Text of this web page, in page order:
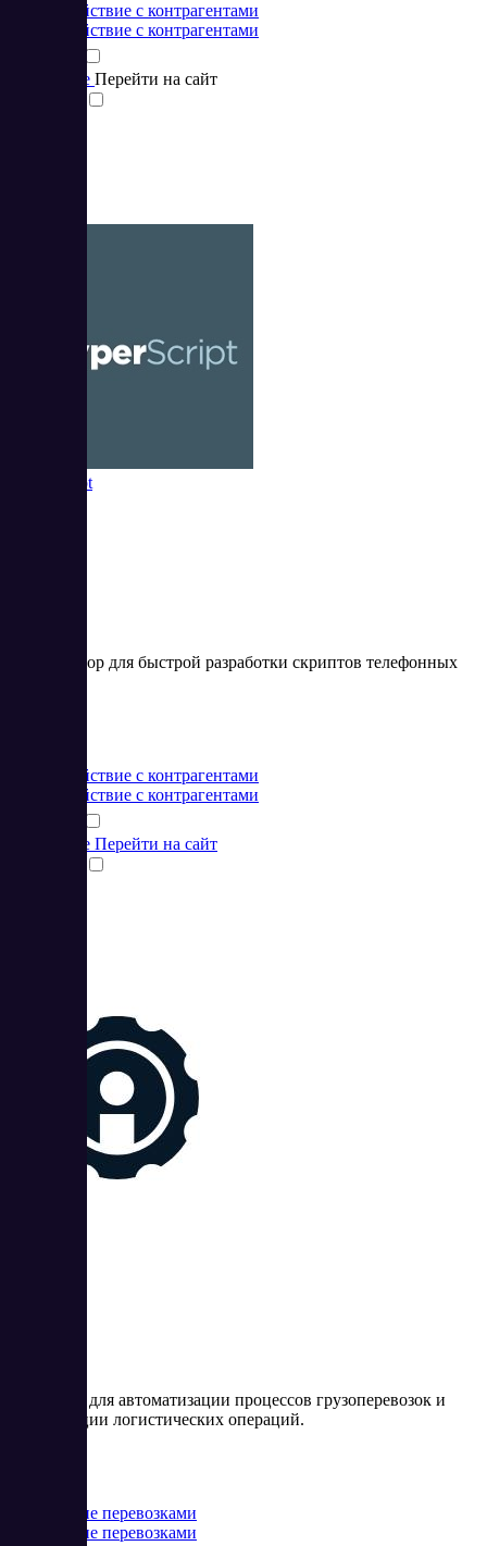
Взаимодействие с контрагентами
Взаимодействие с контрагентами
Подробнее Перейти на сайт
HyperScript
Конструктор для быстрой разработки скриптов телефонных
Взаимодействие с контрагентами
Взаимодействие с контрагентами
Подробнее Перейти на сайт
Площадка для автоматизации процессов грузоперевозок и
оптимизации логистических операций.
Управление перевозками
Управление перевозками